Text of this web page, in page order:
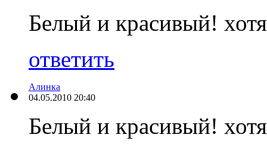
Белый и красивый!
ответить
Алинка
04.05.2010 20:40
Белый и красивый!